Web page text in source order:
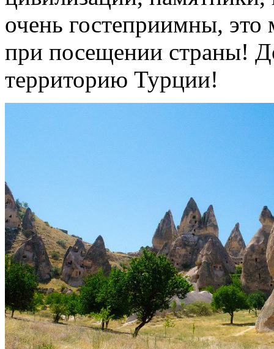
очень гостеприимны, это
при посещении страны!
территорию Турции!